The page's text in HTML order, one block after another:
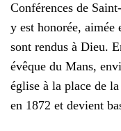
Conférences de
y est honorée, aimée
sont rendus à Dieu.
évêque du Mans,
église à la place de
en 1872 et devient